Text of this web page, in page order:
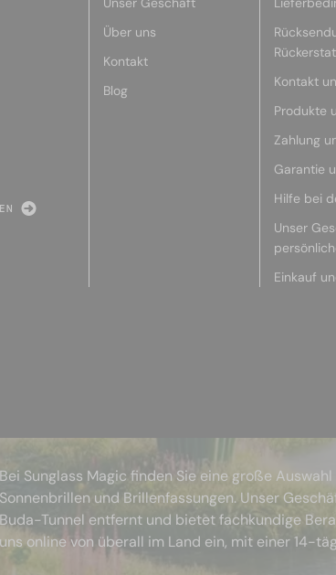
Über uns
Kontakt
Blog
Kontakt
Produkte
Zahlung
Garantie
Hilfe bei
Unser
Einkauf
Bei Sunglass Magic finden Sie eine große
Sonnenbrillen und Brillenfassungen. Unser
Buda-Tunnel entfernt und bietet fachkundige
uns online von überall im Land ein, mit einer 14-